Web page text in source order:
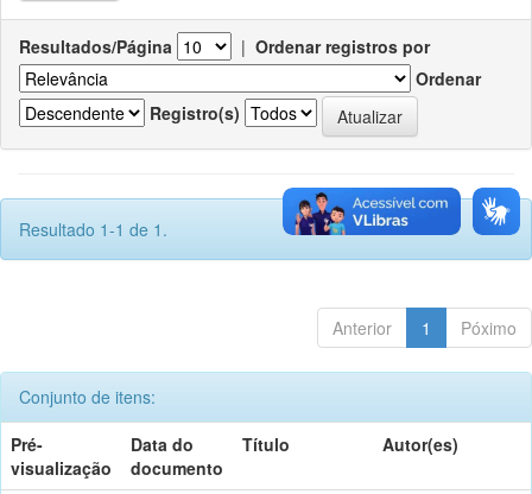
Resultados/Página | Ordenar registros por
Ordenar
Registro(s)
Resultado 1-1 de 1.
Anterior 1 Póximo
Conjunto de itens:
Pré-
visualização
Data do
documento
Título Autor(es)